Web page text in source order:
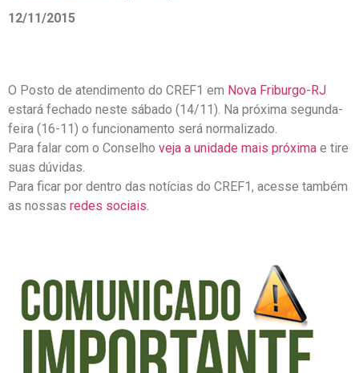
12/11/2015
O Posto de atendimento do CREF1 em Nova Friburgo-RJ
estará fechado neste sábado (14/11). Na próxima segunda-
feira (16-11) o funcionamento será normalizado.
Para falar com o Conselho veja a unidade mais próxima e tire
suas dúvidas.
Para ficar por dentro das notícias do CREF1, acesse também
as nossas redes sociais.